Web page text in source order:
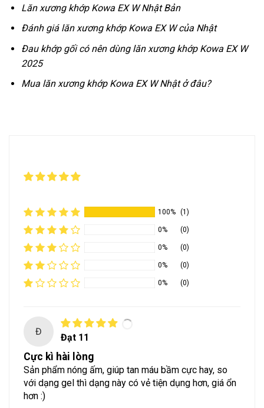
Lăn xương khớp Kowa EX W Nhật Bản
Đánh giá lăn xương khớp Kowa EX W của Nhật
Đau khớp gối có nên dùng lăn xương khớp Kowa EX W
2025
Mua lăn xương khớp Kowa EX W Nhật ở đâu?
100% (1)
0% (0)
0% (0)
0% (0)
0% (0)
Đ
Đạt 11
Cực kì hài lòng
Sản phẩm nóng ấm, giúp tan máu bầm cực hay, so
với dạng gel thì dạng này có vẻ tiện dụng hơn, giá ổn
hơn :)